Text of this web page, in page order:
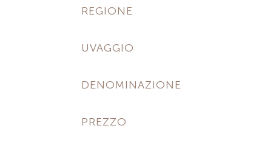
REGIONE
UVAGGIO
DENOMINAZIONE
PREZZO